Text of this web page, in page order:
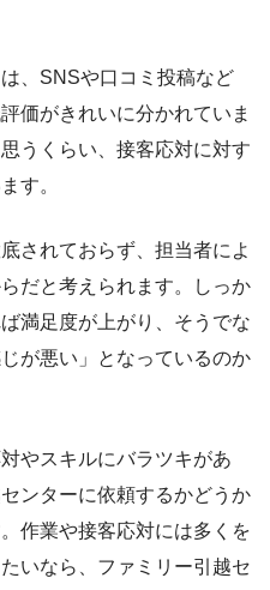
、SNSや口コミ投稿など
価がきれいに分かれていま
うくらい、接客応対に対す
す。
されておらず、担当者によ
だと考えられます。しっか
満足度が上がり、そうでな
が悪い」となっているのか
やスキルにバラツキがあ
ンターに依頼するかどうか
作業や接客応対には多くを
いなら、ファミリー引越セ